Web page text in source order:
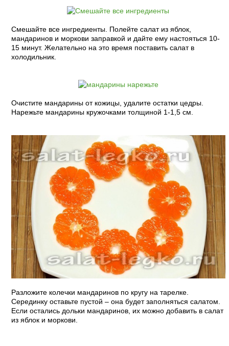
Смешайте все ингредиенты. Полейте салат из яблок,
мандаринов и моркови заправкой и дайте ему настояться 10-
15 минут. Желательно на это время поставить салат в
холодильник.
Очистите мандарины от кожицы, удалите остатки цедры.
Нарежьте мандарины кружочками толщиной 1-1,5 см.
Разложите колечки мандаринов по кругу на тарелке.
Серединку оставьте пустой – она будет заполняться салатом.
Если остались дольки мандаринов, их можно добавить в салат
из яблок и моркови.